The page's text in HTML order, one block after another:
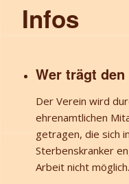
Infos
Wer trägt den
Der Verein wird
ehrenamtlichen
getragen, die sich
Sterbenskranker
Arbeit nicht möglich.